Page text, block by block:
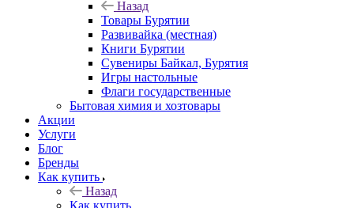
Назад
Товары Бурятии
Развивайка (местная)
Книги Бурятии
Сувениры Байкал, Бурятия
Игры настольные
Флаги государственные
Бытовая химия и хозтовары
Акции
Услуги
Блог
Бренды
Как купить
Назад
Как купить